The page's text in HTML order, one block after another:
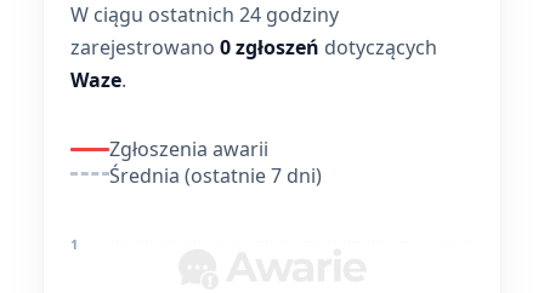
W ciągu ostatnich 24 godziny
zarejestrowano 0 zgłoszeń dotyczących
Waze.
Zgłoszenia awarii
Średnia (ostatnie 7 dni)
1